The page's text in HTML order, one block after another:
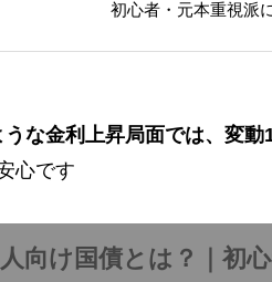
初心者・元本重視派
な金利上昇局面では、変
心です
向け国債とは？｜初